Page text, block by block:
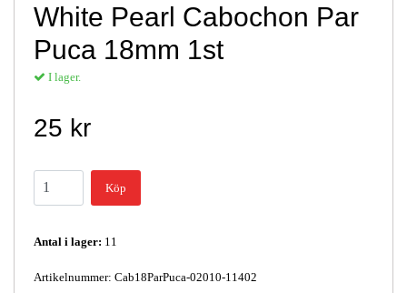
White Pearl Cabochon Par
Puca 18mm 1st
I lager.
25 kr
Köp
Antal i lager: 11
Artikelnummer: Cab18ParPuca-02010-11402